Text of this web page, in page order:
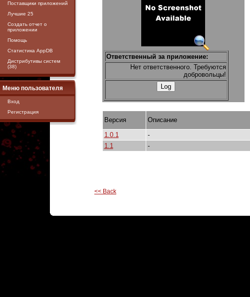
Поставщики приложений
Лучшие 25
Создать отчет о
приложении
Помощь
Статистика AppDB
Дистрибутивы систем
(38)
Меню пользователя
Вход
Регистрация
Ответственный за приложение:
Нет ответственного. Требуются
добровольцы!
Версия Описание
1.0.1
-
1.1
-
<< Back